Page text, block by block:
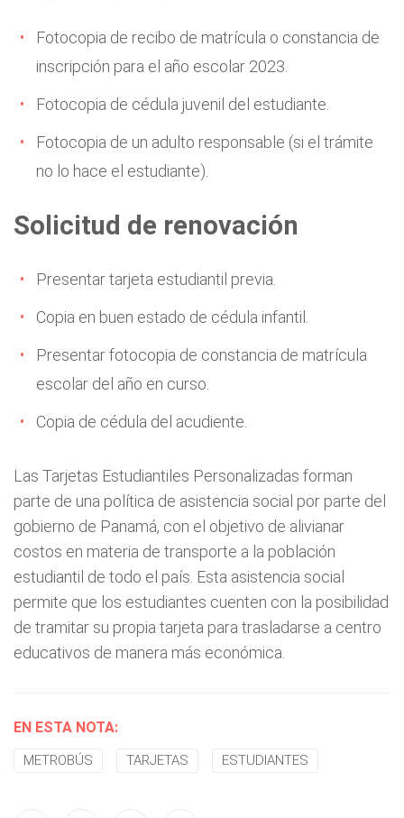
Fotocopia de recibo de matrícula o constancia de
inscripción para el año escolar 2023.
Fotocopia de cédula juvenil del estudiante.
Fotocopia de un adulto responsable (si el trámite
no lo hace el estudiante).
Solicitud de renovación
Presentar tarjeta estudiantil previa.
Copia en buen estado de cédula infantil.
Presentar fotocopia de constancia de matrícula
escolar del año en curso.
Copia de cédula del acudiente.
Las Tarjetas Estudiantiles Personalizadas forman
parte de una política de asistencia social por parte del
gobierno de Panamá, con el objetivo de alivianar
costos en materia de transporte a la población
estudiantil de todo el país. Esta asistencia social
permite que los estudiantes cuenten con la posibilidad
de tramitar su propia tarjeta para trasladarse a centro
educativos de manera más económica.
EN ESTA NOTA:
METROBÚS TARJETAS ESTUDIANTES